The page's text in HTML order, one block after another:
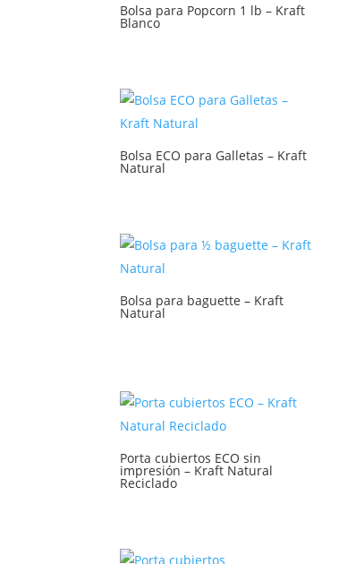
Bolsa para Popcorn 1 lb – Kraft
Blanco
Bolsa ECO para Galletas – Kraft
Natural
Bolsa para baguette – Kraft
Natural
Porta cubiertos ECO sin
impresión – Kraft Natural
Reciclado